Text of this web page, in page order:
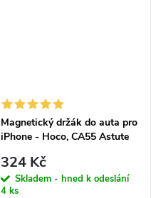
Magnetický držák do auta pro
iPhone - Hoco, CA55 Astute
324 Kč
Skladem - hned k odeslání
4 ks